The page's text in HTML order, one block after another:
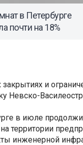
в Петербурге
почти на 18%
и
Невско-
в июле
территории
инженерной